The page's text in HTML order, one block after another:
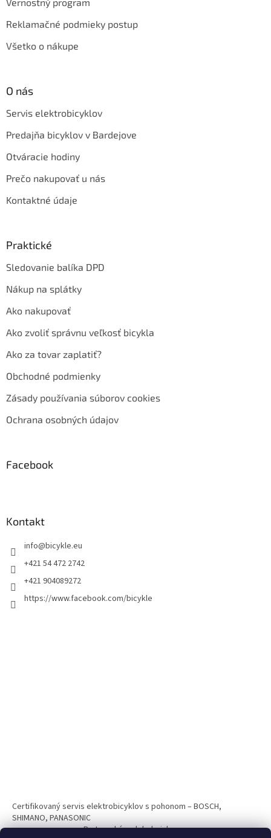
Reklamačné podmieky postup
Všetko o nákupe
O nás
Servis elektrobicyklov
Predajňa bicyklov v Bardejove
Otváracie hodiny
Prečo nakupovať u nás
Kontaktné údaje
Praktické
Sledovanie balíka DPD
Nákup na splátky
Ako nakupovať
Ako zvoliť správnu veľkosť bicykla
Ako za tovar zaplatiť?
Obchodné podmienky
Zásady používania súborov cookies
Ochrana osobných údajov
Facebook
Kontakt
info@bicykle.eu
+421 54 472 2742
+421 904089272
https://www.facebook.com/bicykle
Certifikovaný servis elektrobicyklov s pohonom – BOSCH,
SHIMANO, PANASONIC
Partnerský web hokejshop.eu